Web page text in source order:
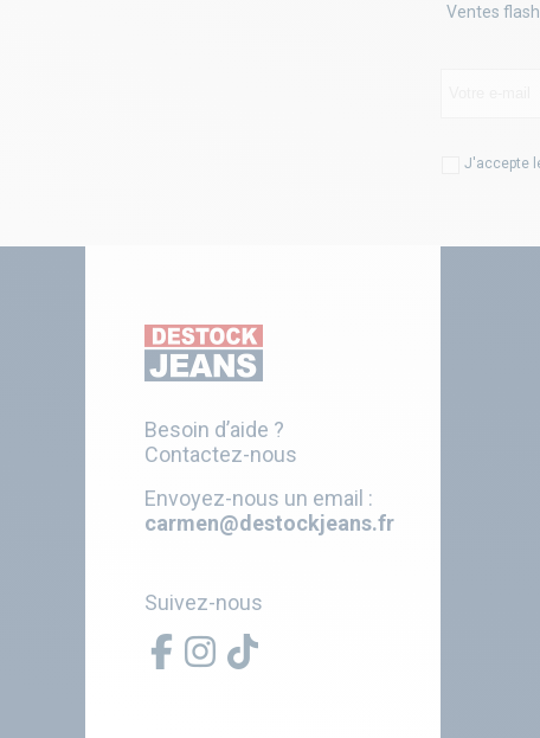
Ventes
J'accepte
Besoin d’aide ?
Contactez-nous
Envoyez-nous un email :
carmen@destockjeans.fr
Suivez-nous